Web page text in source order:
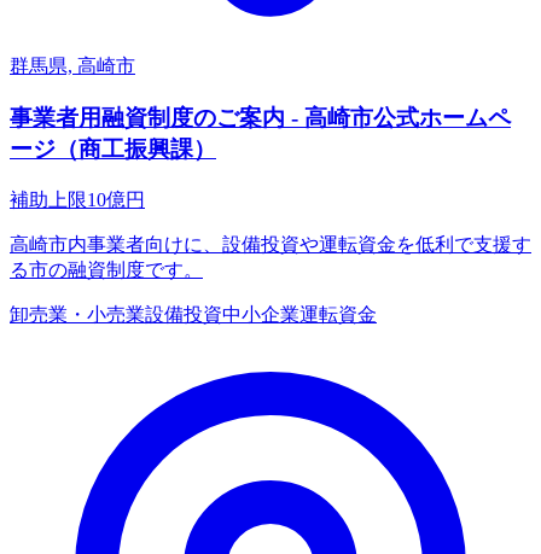
群馬県, 高崎市
事業者用融資制度のご案内 - 高崎市公式ホームペ
ージ（商工振興課）
補助上限10億円
高崎市内事業者向けに、設備投資や運転資金を低利で支援す
る市の融資制度です。
卸売業・小売業設備投資中小企業運転資金